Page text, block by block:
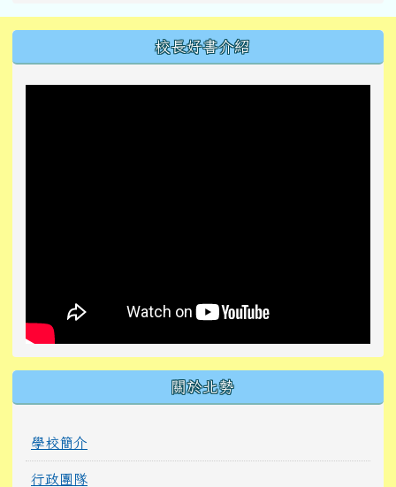
校長好書介紹
關於北勢
學校簡介
行政團隊